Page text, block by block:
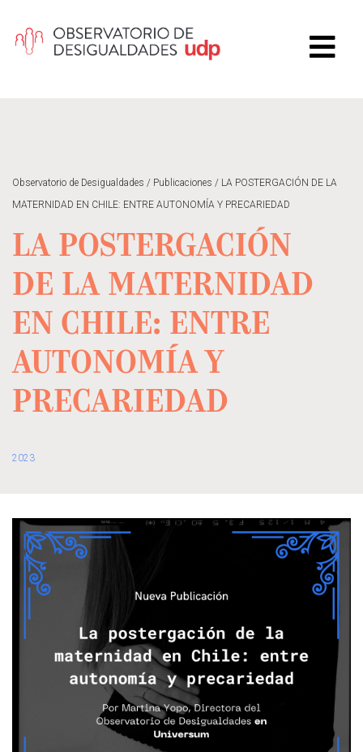
Observatorio de Desigualdades / Publicaciones / LA POSTERGACIÓN DE LA
MATERNIDAD EN CHILE: ENTRE AUTONOMÍA Y PRECARIEDAD
LA POSTERGACIÓN
DE LA MATERNIDAD
EN CHILE: ENTRE
AUTONOMÍA Y
PRECARIEDAD
2023